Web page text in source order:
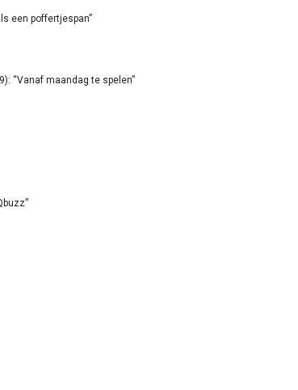
een poffertjespan”
“Vanaf maandag te spelen”